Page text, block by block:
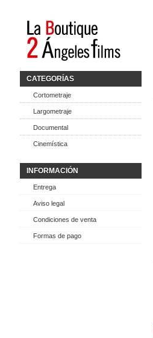
CATEGORÍAS
Cortometraje
Largometraje
Documental
Cinemística
INFORMACIÓN
Entrega
Aviso legal
Condiciones de venta
Formas de pago